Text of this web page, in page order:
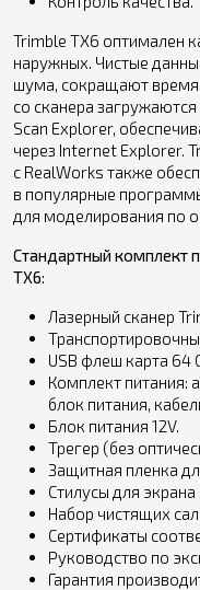
Trimble TX6 оптимален
наружных. Чистые
шума, сокращают
со сканера
Scan Explorer,
через Internet Explorer.
с RealWorks также
в популярные
для моделирования по
Стандартный комплект
TX6:
Лазерный сканер
USB флеш карта 64
Комплект питания:
блок питания,
Блок питания 12V.
Трегер (без
Защитная пленка
Стилусы для
Набор чистящих
Сертификаты
Руководство по
Гарантия